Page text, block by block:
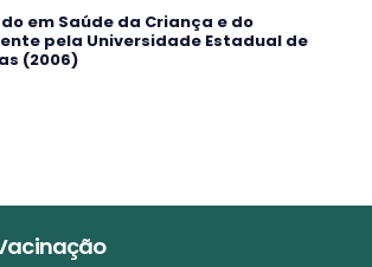
em Saúde da Criança e do
pela Universidade Estadual de
(2006)